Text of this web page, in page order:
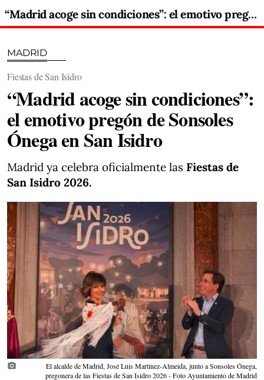
“Madrid acoge sin condiciones”: el emotivo pregón de Sonsoles Ónega en San Isidro
MADRID
Fiestas de San Isidro
“Madrid acoge sin condiciones”:
el emotivo pregón de Sonsoles
Ónega en San Isidro
Madrid ya celebra oficialmente las Fiestas de
San Isidro 2026.
photo_camera
El alcalde de Madrid, José Luis Martínez-Almeida, junto a Sonsoles Ónega,
pregonera de las Fiestas de San Isidro 2026 - Foto Ayuntamiento de Madrid